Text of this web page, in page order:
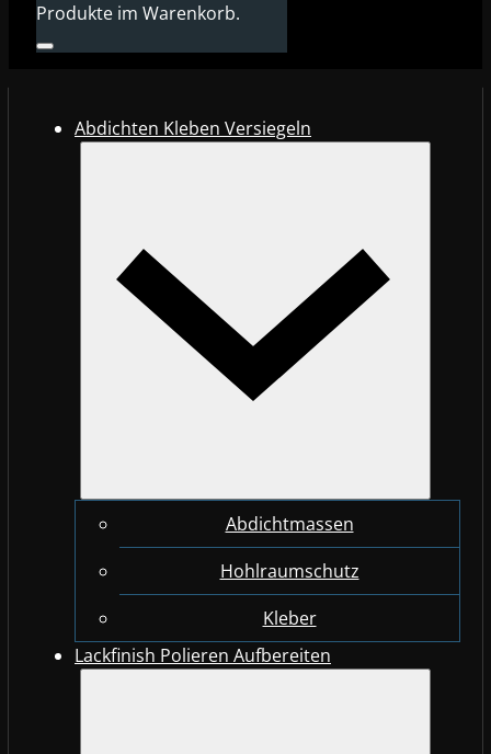
Produkte im Warenkorb.
Abdichten Kleben Versiegeln
Abdichtmassen
Hohlraumschutz
Kleber
Lackfinish Polieren Aufbereiten